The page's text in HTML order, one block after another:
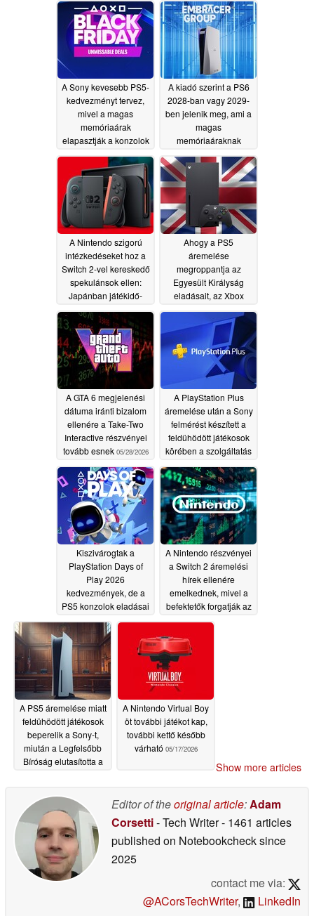
A Sony kevesebb PS5-
kedvezményt tervez,
mivel a magas
memóriaárak
elapasztják a konzolok
nyereségét06/20/2026
A kiadó szerint a PS6
2028-ban vagy 2029-
ben jelenik meg, ami a
magas
memóriaáraknak
köszönhető06/19/2026
A Nintendo szigorú
intézkedéseket hoz a
Switch 2-vel kereskedő
spekulánsok ellen:
Japánban játékidő-
követelményeket vezet
be 06/14/2026
Ahogy a PS5
áremelése
megroppantja az
Egyesült Királyság
eladásait, az Xbox
konzolokat az exkluzív
játék lendítette fel
06/04/2026
A GTA 6 megjelenési
dátuma iránti bizalom
ellenére a Take-Two
Interactive részvényei
tovább esnek 05/28/2026
A PlayStation Plus
áremelése után a Sony
felmérést készített a
feldühödött játékosok
körében a szolgáltatás
értékéről05/25/2026
Kiszivárogtak a
PlayStation Days of
Play 2026
kedvezmények, de a
PS5 konzolok eladásai
hiányoznak
05/20/2026
A Nintendo részvényei
a Switch 2 áremelési
hírek ellenére
emelkednek, mivel a
befektetők forgatják az
AI részvényeket
A PS5 áremelése miatt
feldühödött játékosok
beperelik a Sony-t,
miután a Legfelsőbb
Bíróság elutasította a
A Nintendo Virtual Boy
öt további játékot kap,
további kettő később
várható 05/17/2026
Show more articles
Editor of theoriginal article:Adam
Corsetti- Tech Writer- 1461 articles
published on Notebookchecksince
2025
contact me via:
@ACorsTechWriter, LinkedIn